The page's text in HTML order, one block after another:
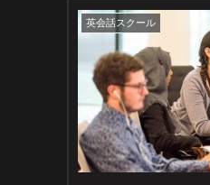
英会話スクール